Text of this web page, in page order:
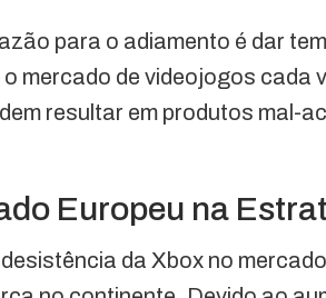
para o adiamento é dar
mercado de videojogos cada
resultar em produtos mal-
Europeu na
da Xbox no